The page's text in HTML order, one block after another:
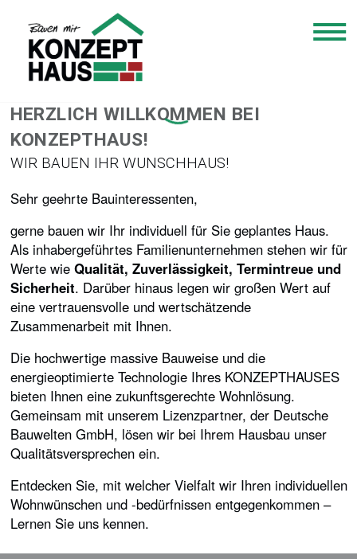
HERZLICH WILLKOMMEN BEI
KONZEPTHAUS!
WIR BAUEN IHR WUNSCHHAUS!
Sehr geehrte Bauinteressenten,
gerne bauen wir Ihr individuell für Sie geplantes Haus.
Als inhabergeführtes Familienunternehmen stehen wir für
Werte wie Qualität, Zuverlässigkeit, Termintreue und
Sicherheit. Darüber hinaus legen wir großen Wert auf
eine vertrauensvolle und wertschätzende
Zusammenarbeit mit Ihnen.
Die hochwertige massive Bauweise und die
energieoptimierte Technologie Ihres KONZEPTHAUSES
bieten Ihnen eine zukunftsgerechte Wohnlösung.
Gemeinsam mit unserem Lizenzpartner, der Deutsche
Bauwelten GmbH, lösen wir bei Ihrem Hausbau unser
Qualitätsversprechen ein.
Entdecken Sie, mit welcher Vielfalt wir Ihren individuellen
Wohnwünschen und -bedürfnissen entgegenkommen –
Lernen Sie uns kennen.